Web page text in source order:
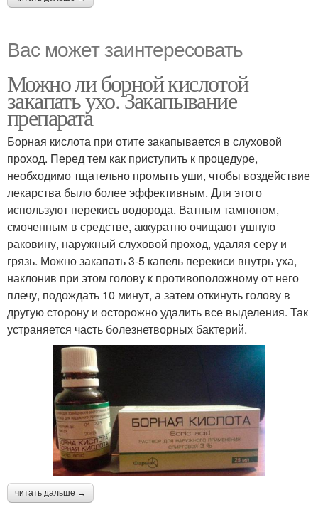
Вас может заинтересовать
Можно ли борной кислотой
закапать ухо. Закапывание
препарата
Борная кислота при отите закапывается в слуховой
проход. Перед тем как приступить к процедуре,
необходимо тщательно промыть уши, чтобы воздействие
лекарства было более эффективным. Для этого
используют перекись водорода. Ватным тампоном,
смоченным в средстве, аккуратно очищают ушную
раковину, наружный слуховой проход, удаляя серу и
грязь. Можно закапать 3-5 капель перекиси внутрь уха,
наклонив при этом голову к противоположному от него
плечу, подождать 10 минут, а затем откинуть голову в
другую сторону и осторожно удалить все выделения. Так
устраняется часть болезнетворных бактерий.
читать дальше →